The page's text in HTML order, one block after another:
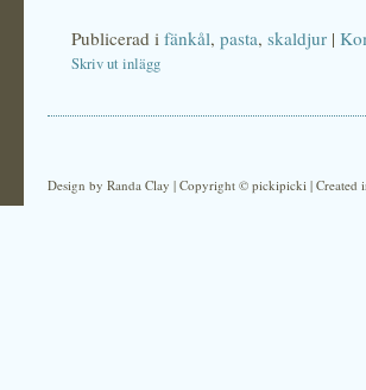
Publicerad i fänkål, pasta, skaldjur |
Skriv ut inlägg
Design by Randa Clay | Copyright © pickipicki | Created